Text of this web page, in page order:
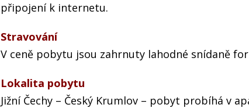
připojení k internetu.
Stravování
V ceně pobytu jsou zahrnuty lahodné snídaně
Lokalita pobytu
Jižní Čechy – Český Krumlov – pobyt probíhá v